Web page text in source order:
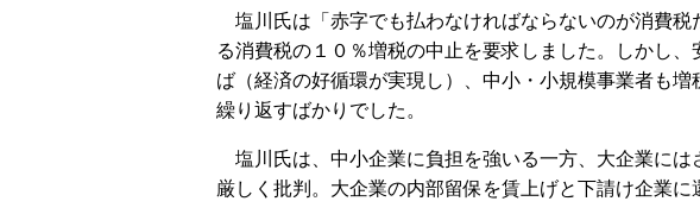
塩川氏は「赤字でも払わなければならないのが消費税
る消費税の１０％増税の中止を要求しました。しかし
ば（経済の好循環が実現し）、中小・小規模事業者も
繰り返すばかりでした。
塩川氏は、中小企業に負担を強いる一方、大企業には
厳しく批判。大企業の内部留保を賃上げと下請け企業に